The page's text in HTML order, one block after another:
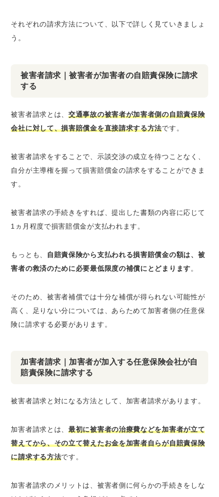
それぞれの請求方法について、以下で詳しく見ていきましょ
う。
被害者請求｜被害者が加害者の自賠責保険に請求
する
被害者請求とは、交通事故の被害者が加害者側の自賠責保険
会社に対して、損害賠償金を直接請求する方法です。
被害者請求をすることで、示談交渉の成立を待つことなく、
自分が主導権を握って損害賠償金の請求をすることができま
す。
被害者請求の手続きをすれば、提出した書類の内容に応じて
1ヵ月程度で損害賠償金が支払われます。
もっとも、
自賠責保険から支払われる損害賠償金の額は、被
害者の救済のために必要最低限度の補償にとどまります。
そのため、被害者補償では十分な補償が得られない可能性が
高く、足りない分については、あらためて加害者側の任意保
険に請求する必要があります。
加害者請求｜加害者が加入する任意保険会社が自
賠責保険に請求する
被害者請求と対になる方法として、加害者請求があります。
加害者請求とは、最初に被害者の治療費などを加害者が立て
替えてから、その立て替えたお金を加害者自らが自賠責保険
に請求する方法です。
加害者請求のメリットは、被害者側に何らかの手続きをしな